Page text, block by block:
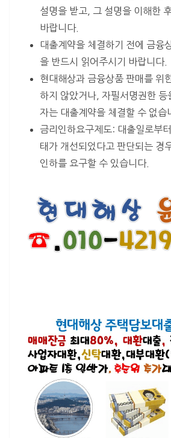
설명을 받고, 그 설명을 이해한
바랍니다.
대출계약을 체결하기 전에 금융
을 반드시 읽어주시기 바랍니다.
현대해상과 금융상품 판매를 위
하지 않았거나, 자필서명권한 등
자는 대출계약을 체결할 수 없습
금리인하요구제도: 대출일로부
태가 개선되었다고 판단되는 경
인하를 요구할 수 있습니다.